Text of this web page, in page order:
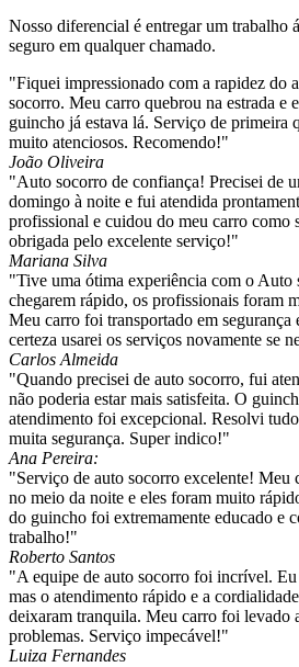
Nosso diferencial é entregar um trabalho
seguro em qualquer chamado.
"Fiquei impressionado com a rapidez do
socorro. Meu carro quebrou na estrada e
guincho já estava lá. Serviço de primeira
muito atenciosos. Recomendo!"
João Oliveira
"Auto socorro de confiança! Precisei de
domingo à noite e fui atendida
profissional e cuidou do meu carro como
obrigada pelo excelente serviço!"
Mariana Silva
"Tive uma ótima experiência com o Auto
chegarem rápido, os profissionais foram
Meu carro foi transportado em
certeza usarei os serviços novamente se
Carlos Almeida
"Quando precisei de auto socorro, fui
não poderia estar mais satisfeita. O
atendimento foi excepcional. Resolvi
muita segurança. Super indico!"
Ana Pereira:
"Serviço de auto socorro excelente! Meu
no meio da noite e eles foram muito
do guincho foi extremamente educado e
trabalho!"
Roberto Santos
"A equipe de auto socorro foi incrível. Eu
mas o atendimento rápido e a
deixaram tranquila. Meu carro foi levado
problemas. Serviço impecável!"
Luiza Fernandes